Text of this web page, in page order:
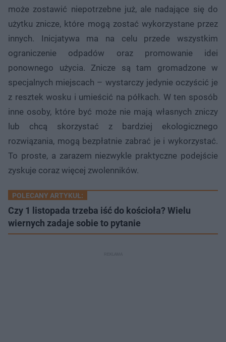
może zostawić niepotrzebne już, ale nadające się do
użytku znicze, które mogą zostać wykorzystane przez
innych. Inicjatywa ma na celu przede wszystkim
ograniczenie odpadów oraz promowanie idei
ponownego użycia. Znicze są tam gromadzone w
specjalnych miejscach – wystarczy jedynie oczyścić je
z resztek wosku i umieścić na półkach. W ten sposób
inne osoby, które być może nie mają własnych zniczy
lub chcą skorzystać z bardziej ekologicznego
rozwiązania, mogą bezpłatnie zabrać je i wykorzystać.
To proste, a zarazem niezwykle praktyczne podejście
zyskuje coraz więcej zwolenników.
POLECANY ARTYKUŁ:
Czy 1 listopada trzeba iść do kościoła? Wielu
wiernych zadaje sobie to pytanie